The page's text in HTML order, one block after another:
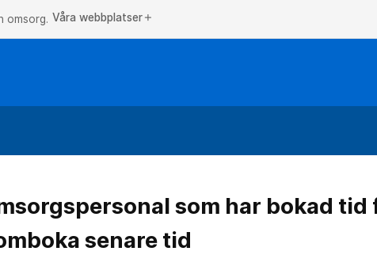
omsorg. Våra webbplatser add
som har bokad tid
senare tid